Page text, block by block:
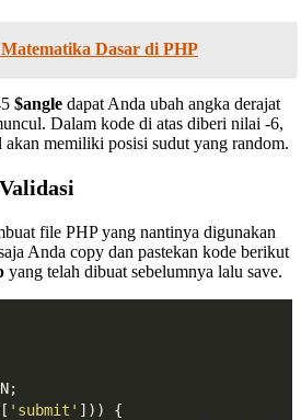
Dasar di PHP
$angle dapat Anda ubah angka derajat
Dalam kode di atas diberi nilai -6,
memiliki posisi sudut yang random.
file PHP yang nantinya digunakan
Anda copy dan pastekan kode berikut
yang telah dibuat sebelumnya lalu save.
'submit' ])) {